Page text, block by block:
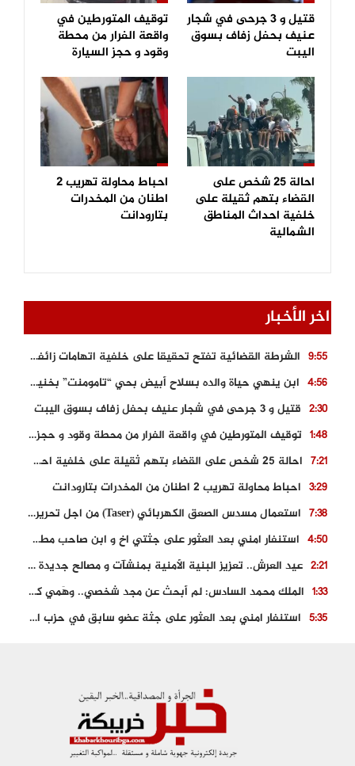
قتيل و 3 جرحى في شجار
عنيف بحفل زفاف بسوق
اليبت
توقيف المتورطين في
واقعة الفرار من محطة
وقود و حجز السيارة
احالة 25 شخص على
القضاء بتهم ثقيلة على
خلفية احداث المناطق
الشمالية
احباط محاولة تهريب 2
اطنان من المخدرات
بتارودانت
اخر الأخبار
9:55
الشرطة القضائية تفتح تحقيقا على خلفية اتهامات زائفة أدلت بها مرشحة للهجرة السرية
4:56
ابن ينهي حياة والده بسلاح أبيض بحي “تامومنت” بخنيفرة
2:30 قتيل و 3 جرحى في شجار عنيف بحفل زفاف بسوق اليبت
1:48
توقيف المتورطين في واقعة الفرار من محطة وقود و حجز السيارة
7:21
احالة 25 شخص على القضاء بتهم ثقيلة على خلفية احداث المناطق الشمالية
3:29 احباط محاولة تهريب 2 اطنان من المخدرات بتارودانت
7:38
استعمال مسدس الصعق الكهربائي (Taser) من اجل تحرير شابة محتجزة
4:50
استنفار امني بعد العثور على جثتي اخ و ابن صاحب مطعم اسماك مشهور بطنجة
2:21
عيد العرش.. تعزيز البنية الأمنية بمنشآت و مصالح جديدة بكل من الحسيمة – فاس و الناظور
1:33
الملك محمد السادس: لم أبحث عن مجد شخصي.. وهَمي كرامة المغاربة
5:35
استنفار امني بعد العثور على جثة عضو سابق في حزب المصباح بالقنيطرة..
العثور على سبعينية جثة هامدة بمقر سكناها بمراكش